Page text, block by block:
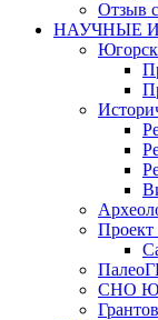
Отзыв
НАУЧНЫЕ
Проект
СНО